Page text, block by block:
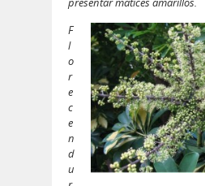
F
l
o
r
e
c
e
n
d
u